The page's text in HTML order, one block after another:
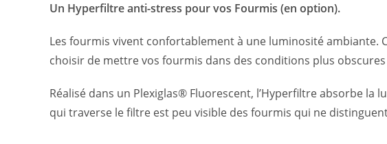
Un Hyperfiltre anti-stress pour vos Fourmis (en option).
Les fourmis vivent confortablement à une luminosité
choisir de mettre vos fourmis dans des conditions plus
Réalisé dans un Plexiglas® Fluorescent, l’Hyperfiltre absorbe
qui traverse le filtre est peu visible des fourmis qui ne